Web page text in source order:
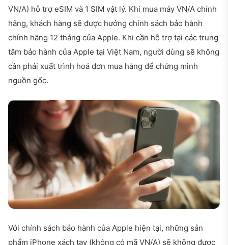
VN/A) hỗ trợ eSIM và 1 SIM vật lý. Khi mua máy VN/A chính
hãng, khách hàng sẽ được hưởng chính sách bảo hành
chính hãng 12 tháng của Apple. Khi cần hỗ trợ tại các trung
tâm bảo hành của Apple tại Việt Nam, người dùng sẽ không
cần phải xuất trình hoá đơn mua hàng để chứng minh
nguồn gốc.
Với chính sách bảo hành của Apple hiện tại, những sản
phẩm iPhone xách tay (không có mã VN/A) sẽ không được